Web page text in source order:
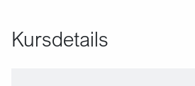
Kursdetails